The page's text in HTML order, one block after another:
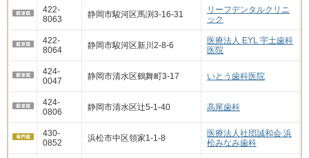
422-
8063
静岡市駿河区馬渕3-16-31
リーフデンタルクリニ
ック
422-
8064
静岡市駿河区新川2-8-6
医療法人 EYL 宇土歯科
医院
424-
0047
静岡市清水区鶴舞町3-17 いとう歯科医院
424-
0806
静岡市清水区辻5-1-40 高尾歯科
430-
0852
浜松市中区領家1-1-8
医療法人社団誠和会 浜
松みなみ歯科